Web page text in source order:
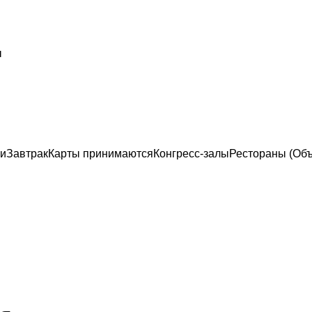
ЗавтракКарты принимаютсяКонгресс-залыРестораны